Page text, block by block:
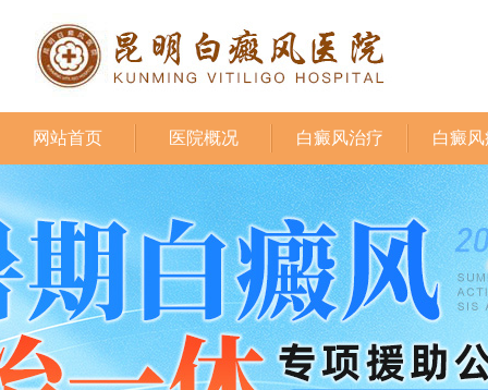
网站首页 医院概况 白癜风治疗 白癜